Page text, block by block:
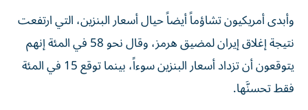
وأبدى أمريكيون تشاؤماً أيضاً حيال أسعار البنزين، التي ارتفعت
نتيجة إغلاق إيران لمضيق هرمز، وقال نحو 58 في المئة إنهم
يتوقعون أن تزداد أسعار البنزين سوءاً، بينما توقع 15 في المئة
فقط تحسنَّها.